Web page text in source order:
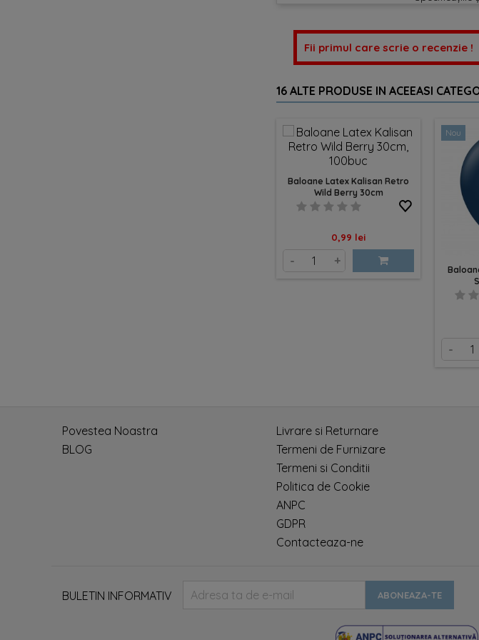
Fii primul care scrie o recenzie !
16 ALTE PRODUSE IN ACEEASI
Baloane Latex Kalisan Retro
Wild Berry 30cm
Pret
0,99 lei
- +
Nou
-
Povestea Noastra
BLOG
Livrare si Returnare
Termeni de Furnizare
Termeni si Conditii
Politica de Cookie
ANPC
GDPR
Contacteaza-ne
BULETIN INFORMATIV